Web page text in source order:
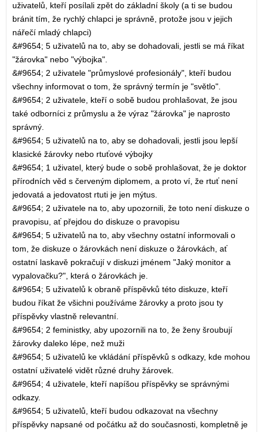
uživatelů, kteří posílali zpět do základní školy (a ti se budou
bránit tím, že rychlý chlapci je správně, protože jsou v jejich
nářečí mladý chlapci)
&#9654; 5 uživatelů na to, aby se dohadovali, jestli se má říkat
"žárovka" nebo "výbojka".
&#9654; 2 uživatele "průmyslové profesionály", kteří budou
všechny informovat o tom, že správný termín je "světlo".
&#9654; 2 uživatele, kteří o sobě budou prohlašovat, že jsou
také odborníci z průmyslu a že výraz "žárovka" je naprosto
správný.
&#9654; 5 uživatelů na to, aby se dohadovali, jestli jsou lepší
klasické žárovky nebo rtuťové výbojky
&#9654; 1 uživatel, který bude o sobě prohlašovat, že je doktor
přírodních věd s červeným diplomem, a proto ví, že rtuť není
jedovatá a jedovatost rtuti je jen mýtus.
&#9654; 2 uživatele na to, aby upozornili, že toto není diskuze o
pravopisu, ať přejdou do diskuze o pravopisu
&#9654; 5 uživatelů na to, aby všechny ostatní informovali o
tom, že diskuze o žárovkách není diskuze o žárovkách, ať
ostatní laskavě pokračují v diskuzi jménem "Jaký monitor a
vypalovačku?", která o žárovkách je.
&#9654; 5 uživatelů k obraně příspěvků této diskuze, kteří
budou říkat že všichni používáme žárovky a proto jsou ty
příspěvky vlastně relevantní.
&#9654; 2 feministky, aby upozornili na to, že ženy šroubují
žárovky daleko lépe, než muži
&#9654; 5 uživatelů ke vkládání příspěvků s odkazy, kde mohou
ostatní uživatelé vidět různé druhy žárovek.
&#9654; 4 uživatele, kteří napíšou příspěvky se správnými
odkazy.
&#9654; 5 uživatelů, kteří budou odkazovat na všechny
příspěvky napsané od počátku až do současnosti, kompletně je